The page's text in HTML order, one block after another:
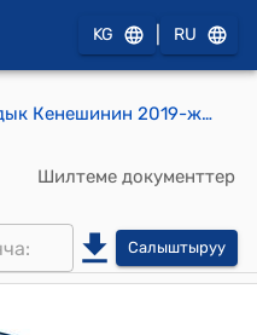
KG RU
Момбеков айылдык Кенешинин 2019-жылдын 17-октябрындагы № 2 «Сейталиев Дѳмүштүн ысымын айылга ыйгаруу жѳнүндѳ” токтому
Шилтеме документтер
Салыштыруу